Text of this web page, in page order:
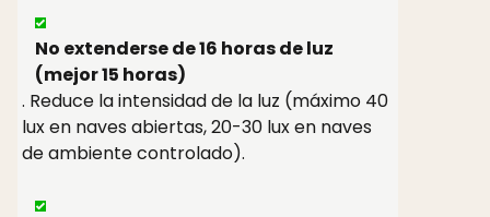
No extenderse de 16 horas de luz
(mejor 15 horas)
. Reduce la intensidad de la luz (máximo 40
lux en naves abiertas, 20-30 lux en naves
de ambiente controlado).